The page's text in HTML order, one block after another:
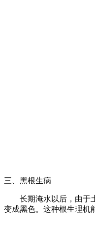
三、黑根生病
长期淹水以后，由于土
变成黑色。这种根生理机